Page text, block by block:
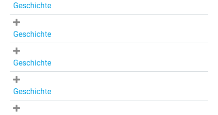
Geschichte
Geschichte
Geschichte
Geschichte